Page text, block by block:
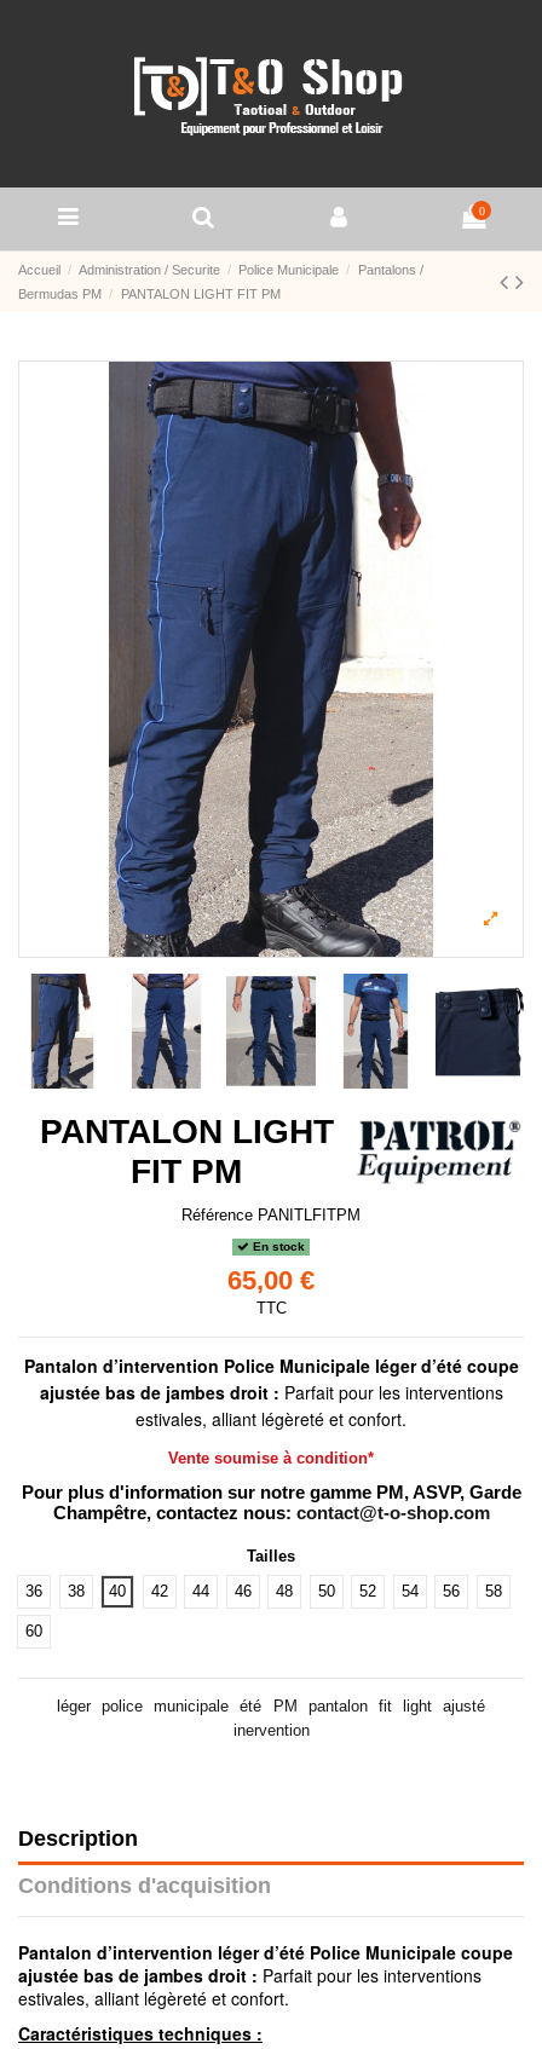
0
Accueil Administration / Securite Police Municipale
Pantalons /
Bermudas PM
PANTALON LIGHT FIT PM
PANTALON LIGHT
FIT PM
Référence PANITLFITPM
En stock
65,00 €
TTC
Pantalon d’intervention Police Municipale léger d’été coupe
ajustée bas de jambes droit : Parfait pour les interventions
estivales, alliant légèreté et confort.
Vente soumise à condition*
Pour plus d'information sur notre gamme PM, ASVP, Garde
Champêtre, contactez nous: contact@t-o-shop.com
Tailles
36
38 40 42 44 46 48 50 52 54 56 58
60
léger police municipale été PM pantalon fit light
ajusté
inervention
Description
Conditions d'acquisition
Pantalon d’intervention léger d’été Police Municipale coupe
ajustée bas de jambes droit : Parfait pour les interventions
estivales, alliant légèreté et confort.
Caractéristiques techniques :